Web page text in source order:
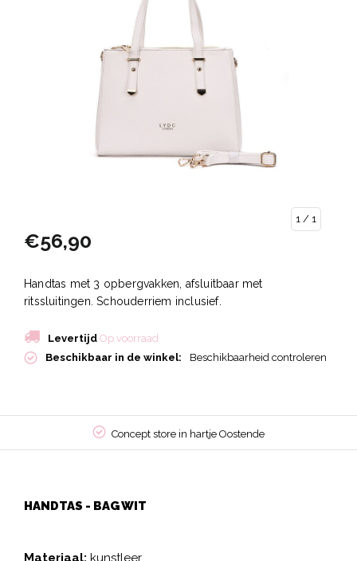
1 / 1
€56,90
Handtas met 3 opbergvakken, afsluitbaar met
ritssluitingen. Schouderriem inclusief.
Levertijd Op voorraad
Beschikbaar in de winkel:
Beschikbaarheid controleren
Concept store in hartje Oostende
HANDTAS - BAG WIT
Materiaal: kunstleer